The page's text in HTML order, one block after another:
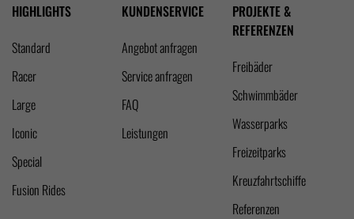
HIGHLIGHTS
Standard
Racer
Large
Iconic
Special
Fusion Rides
KUNDENSERVICE
Angebot anfragen
Service anfragen
FAQ
Leistungen
PROJEKTE &
REFERENZEN
Freibäder
Schwimmbäder
Wasserparks
Freizeitparks
Kreuzfahrtschiffe
Referenzen